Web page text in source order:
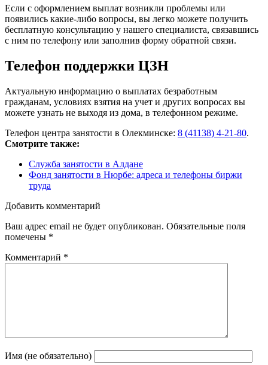
Если с оформлением выплат возникли проблемы или
появились какие-либо вопросы, вы легко можете получить
бесплатную консультацию у нашего специалиста, связавшись
с ним по телефону или заполнив форму обратной связи.
Телефон поддержки ЦЗН
Актуальную информацию о выплатах безработным
гражданам, условиях взятия на учет и других вопросах вы
можете узнать не выходя из дома, в телефонном режиме.
Телефон центра занятости в Олекминске: 8 (41138) 4-21-80.
Смотрите также:
Служба занятости в Алдане
Фонд занятости в Нюрбе: адреса и телефоны биржи
труда
Добавить комментарий
Ваш адрес email не будет опубликован. Обязательные поля
помечены *
Комментарий *
Имя (не обязательно)